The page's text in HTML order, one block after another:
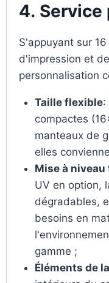
4. Service
S'appuyant sur
d'impression et de
personnalisation
Taille flexible:
compactes
manteaux de
elles
Mise à
UV en option,
dégradables,
besoins en
gamme ;
Éléments de